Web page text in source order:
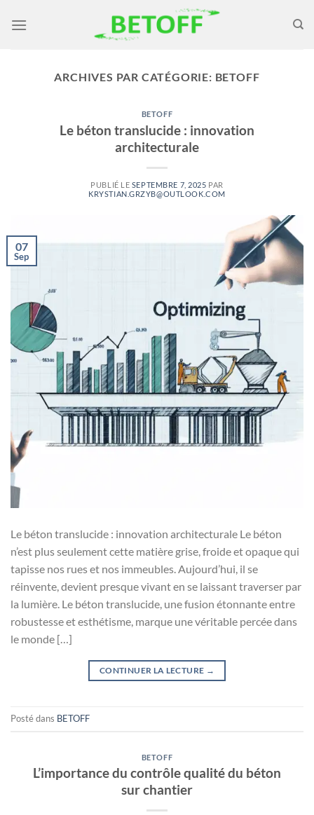
ARCHIVES PAR CATÉGORIE: BETOFF
BETOFF
Le béton translucide : innovation
architecturale
PUBLIÉ LE SEPTEMBRE 7, 2025 PAR
KRYSTIAN.GRZYB@OUTLOOK.COM
07
Sep
Le béton translucide : innovation architecturale Le béton
n’est plus seulement cette matière grise, froide et opaque qui
tapisse nos rues et nos immeubles. Aujourd’hui, il se
réinvente, devient presque vivant en se laissant traverser par
la lumière. Le béton translucide, une fusion étonnante entre
robustesse et esthétisme, marque une véritable percée dans
le monde […]
CONTINUER LA LECTURE →
Posté dans BETOFF
BETOFF
L’importance du contrôle qualité du béton
sur chantier